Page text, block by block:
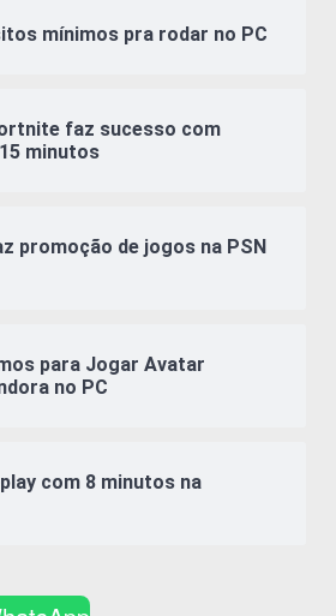
mínimos pra rodar no PC
faz sucesso com
minutos
promoção de jogos na PSN
para Jogar Avatar
no PC
com 8 minutos na